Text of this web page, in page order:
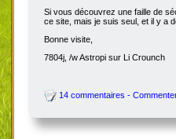
Si vous découvrez une faille de
ce site, mais je suis seul, et il y a
Bonne visite,
7804j, /w Astropi sur Li Crounch
14 commentaires -